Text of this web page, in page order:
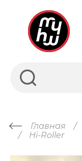
Главная
Hi-Roller